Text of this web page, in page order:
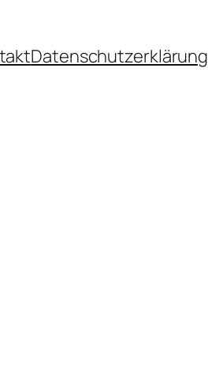
Datenschutzerklärung